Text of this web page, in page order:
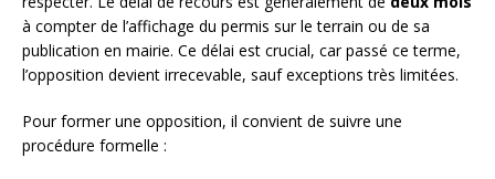
à compter de l’affichage du permis sur le terrain ou de sa
publication en mairie. Ce délai est crucial, car passé ce terme,
l’opposition devient irrecevable, sauf exceptions très limitées.
Pour former une opposition, il convient de suivre une
procédure formelle :